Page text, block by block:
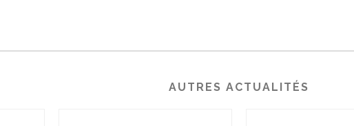
AUTRES ACTUALITÉS